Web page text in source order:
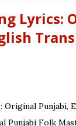
Lyrics:
Original Punjabi,
Punjabi Folk